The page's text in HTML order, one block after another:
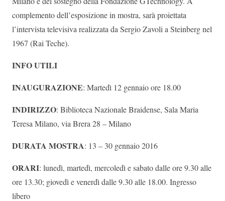
complemento dell’esposizione in mostra, sarà proiettata
l’intervista televisiva realizzata da Sergio Zavoli a Steinberg nel
1967 (Rai Teche).
INFO UTILI
INAUGURAZIONE: Martedì 12 gennaio ore 18.00
INDIRIZZO: Biblioteca Nazionale Braidense, Sala Maria
Teresa Milano, via Brera 28 – Milano
DURATA MOSTRA: 13 – 30 gennaio 2016
ORARI: lunedì, martedì, mercoledì e sabato dalle ore 9.30 alle
ore 13.30; giovedì e venerdì dalle 9.30 alle 18.00. Ingresso
libero